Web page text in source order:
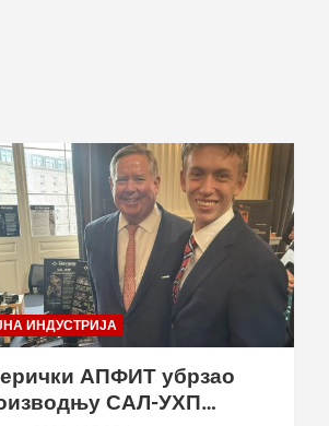
ИНДУСТРИЈА
АПФИТ убрзао
САЛ-УХП